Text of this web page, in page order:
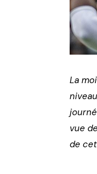
La
vue
de